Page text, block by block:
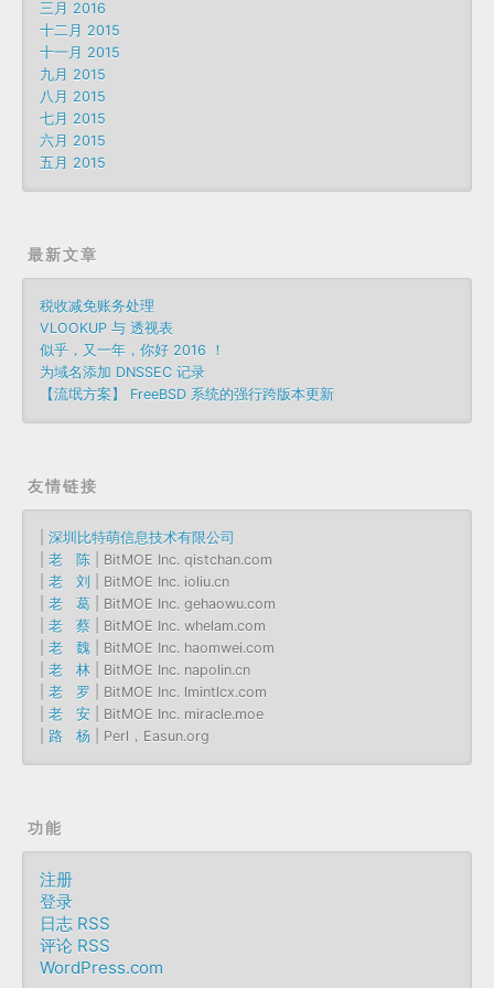
三月 2016
十二月 2015
十一月 2015
九月 2015
八月 2015
七月 2015
六月 2015
五月 2015
最新文章
税收减免账务处理
VLOOKUP 与 透视表
似乎，又一年，你好 2016 ！
为域名添加 DNSSEC 记录
【流氓方案】 FreeBSD 系统的强行跨版本更新
友情链接
深圳比特萌信息技术有限公司
老 陈 | BitMOE Inc. qistchan.com
老 刘
| BitMOE Inc. ioliu.cn
老 葛 | BitMOE Inc. gehaowu.com
老 蔡 | BitMOE Inc. whelam.com
老 魏 | BitMOE Inc. haomwei.com
老 林 | BitMOE Inc. napolin.cn
老 罗 | BitMOE Inc. lmintlcx.com
老 安 | BitMOE Inc. miracle.moe
路 杨 | Perl，Easun.org
功能
注册
登录
日志 RSS
评论 RSS
WordPress.com